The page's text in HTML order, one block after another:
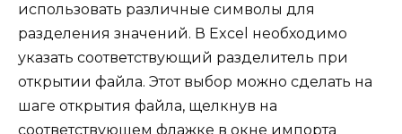
использовать различные символы для
разделения значений. В Excel необходимо
указать соответствующий разделитель при
открытии файла. Этот выбор можно сделать на
шаге открытия файла, щелкнув на
соответствующем флажке в окне импорта